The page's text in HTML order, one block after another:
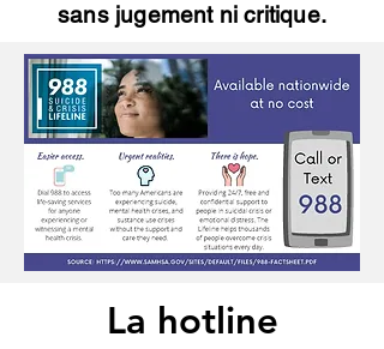
sans jugement ni critique.
La hotline